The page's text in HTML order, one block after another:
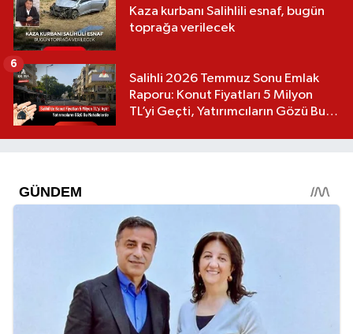
Kaza kurbanı Salihlili esnaf, bugün
toprağa verilecek
Salihli 2026 Temmuz Sonu Emlak
Raporu: Konut Fiyatları 5 Milyon
TL’yi Geçti, Yatırımcıların Gözü Bu
6